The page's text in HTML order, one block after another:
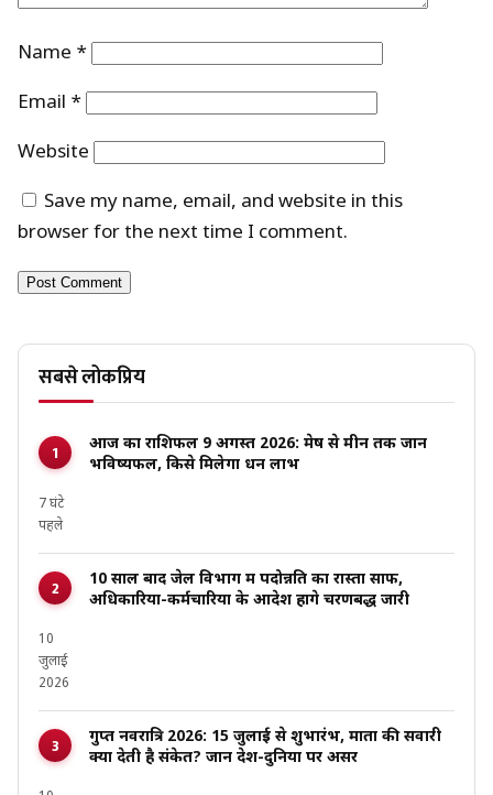
Name *
Email *
Website
Save my name, email, and website in this
browser for the next time I comment.
सबसे लोकप्रिय
आज का राशिफल 9 अगस्त 2026: मेष से मीन तक जानें
भविष्यफल, किसे मिलेगा धन लाभ
7 घंटे
पहले
10 साल बाद जेल विभाग में पदोन्नति का रास्ता साफ,
अधिकारियों-कर्मचारियों के आदेश होंगे चरणबद्ध जारी
10
जुलाई
2026
गुप्त नवरात्रि 2026: 15 जुलाई से शुभारंभ, माता की सवारी
क्या देती है संकेत? जानें देश-दुनिया पर असर